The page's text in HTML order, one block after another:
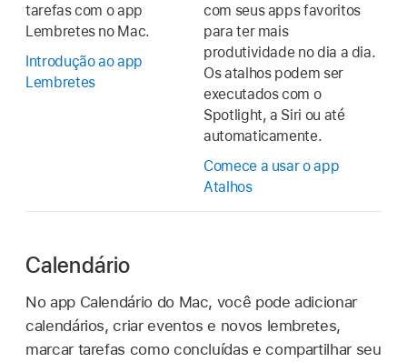
tarefas com o app
Lembretes no Mac.
Introdução ao app
Lembretes
com seus apps favoritos
para ter mais
produtividade no dia a dia.
Os atalhos podem ser
executados com o
Spotlight, a Siri ou até
automaticamente.
Comece a usar o app
Atalhos
Calendário
No app Calendário do Mac, você pode adicionar
calendários, criar eventos e novos lembretes,
marcar tarefas como concluídas e compartilhar seu